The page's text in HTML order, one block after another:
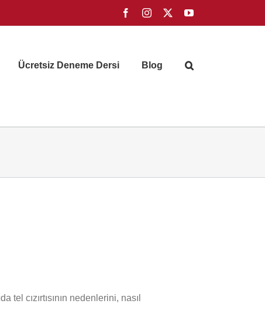
FacebookInstagram YouTube
Ücretsiz Deneme Dersi Blog
cızırtısının nedenlerini, nasıl